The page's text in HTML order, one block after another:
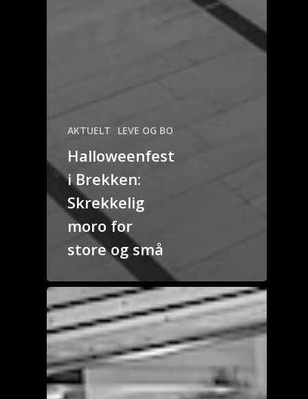
AKTUELT LEVE OG BO
Halloweenfest
i Brekken:
Skrekkelig
moro for
store og små